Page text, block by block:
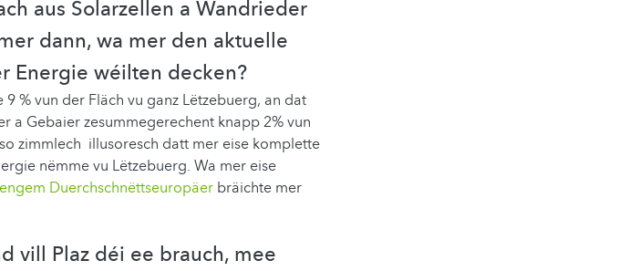
aus Solarzellen a Wandrieder
dann, wa mer den aktuelle
Energie wéilten decken?
% vun der Fläch vu ganz Lëtzebuerg, an dat
a Gebaier zesummegerechent knapp 2% vun
zimmlech illusoresch datt mer eise komplette
nëmme vu Lëtzebuerg. Wa mer eise
engem Duerchschnëttseuropäer bräichte mer
vill Plaz déi ee brauch, mee